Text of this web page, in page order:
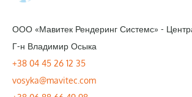
ООО «Мавитек Рендеринг Системс» -
Г-н Владимир Осыка
+38 04 45 26 12 35
vosyka@mavitec.com